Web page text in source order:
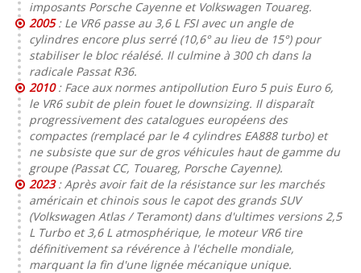
imposants Porsche Cayenne et Volkswagen Touareg.
2005: Le VR6 passe au 3,6 L FSI avec un angle de
cylindres encore plus serré (10,6° au lieu de 15°) pour
stabiliser le bloc réalésé. Il culmine à 300 ch dans la
radicale Passat R36.
2010: Face aux normes antipollution Euro 5 puis Euro 6,
le VR6 subit de plein fouet le downsizing. Il disparaît
progressivement des catalogues européens des
compactes (remplacé par le 4 cylindres EA888 turbo) et
ne subsiste que sur de gros véhicules haut de gamme du
groupe (Passat CC, Touareg, Porsche Cayenne).
2023: Après avoir fait de la résistance sur les marchés
américain et chinois sous le capot des grands SUV
(Volkswagen Atlas / Teramont) dans d'ultimes versions 2,5
L Turbo et 3,6 L atmosphérique, le moteur VR6 tire
définitivement sa révérence à l'échelle mondiale,
marquant la fin d'une lignée mécanique unique.